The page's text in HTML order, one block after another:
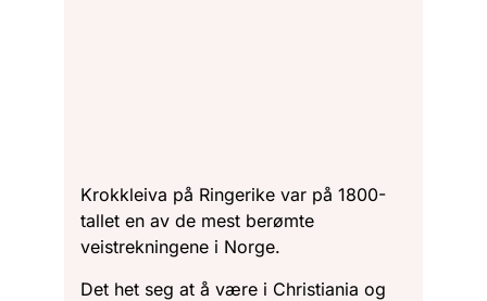
Krokkleiva på Ringerike var på 1800-
tallet en av de mest berømte
veistrekningene i Norge.
Det het seg at å være i Christiania og